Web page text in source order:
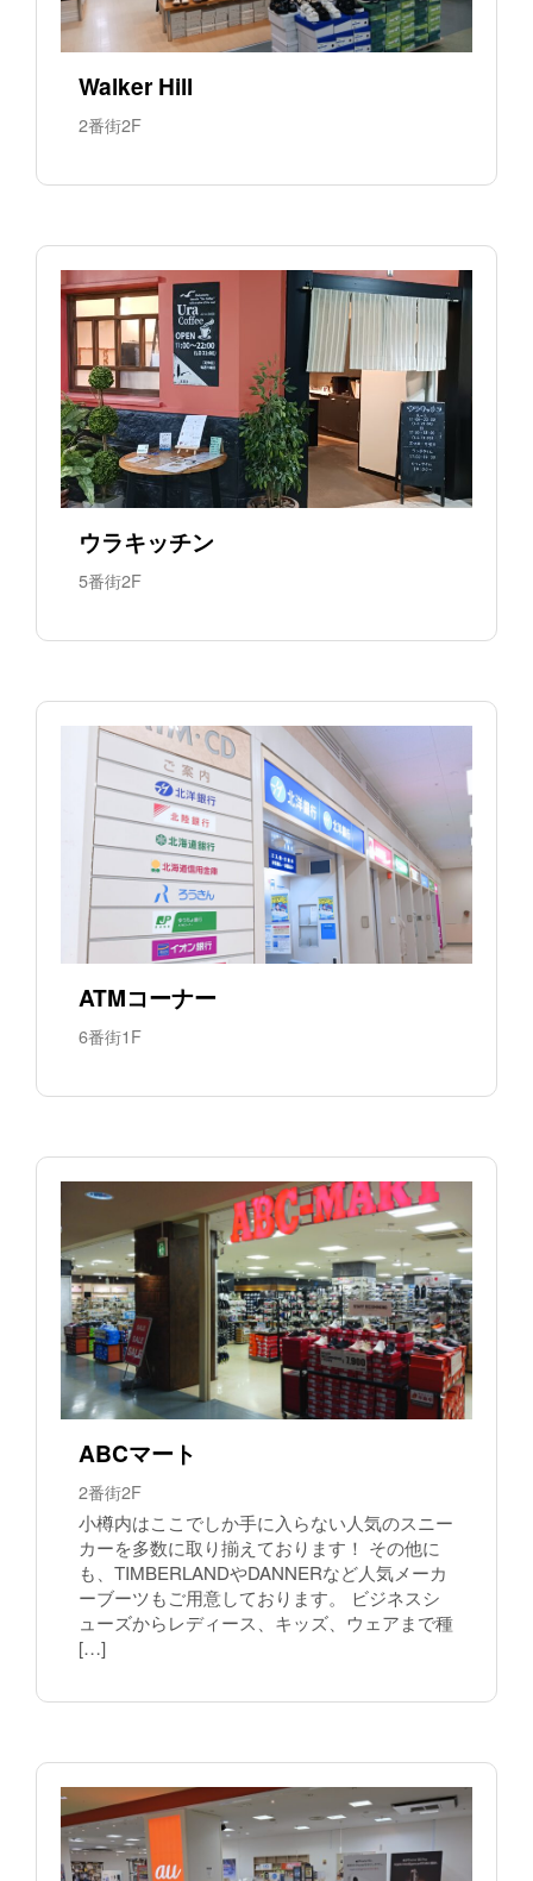
Walker Hill
2番街2F
ウラキッチン
5番街2F
ATMコーナー
6番街1F
ABCマート
2番街2F
小樽内はここでしか手に入らない人気のスニー
カーを多数に取り揃えております！ その他に
も、TIMBERLANDやDANNERなど人気メーカ
ーブーツもご用意しております。 ビジネスシ
ューズからレディース、キッズ、ウェアまで種
[…]